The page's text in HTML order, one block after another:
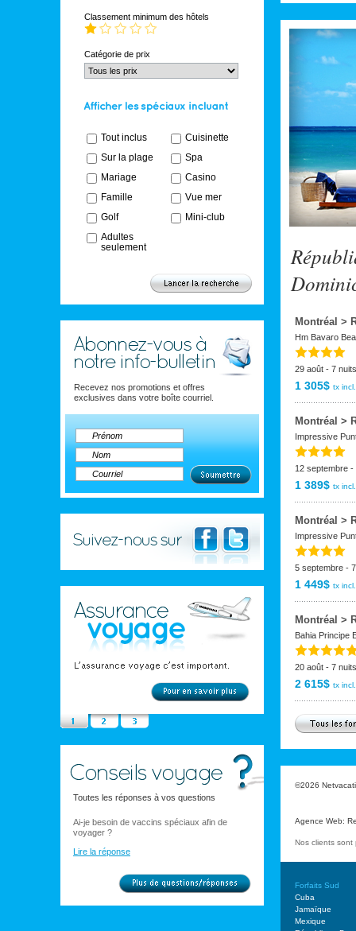
Classement minimum des hôtels
Catégorie de prix
Tout inclus
Cuisinette
Sur la plage
Spa
Mariage
Casino
Famille
Vue mer
Golf
Mini-club
Adultes
seulement
Recevez nos promotions et offres
exclusives dans votre boîte courriel.
Toutes les réponses à vos questions
Ai-je besoin de vaccins spéciaux afin de
voyager ?
Lire la réponse
Montréal >
Hm Bavaro
29 août - 7 nuits
1 305$ tx incl.
Montréal >
Impressive
12 septembre
1 389$ tx incl.
Montréal >
Impressive
5 septembre -
1 449$ tx incl.
Montréal >
Bahia Principe
20 août - 7
2 615$ tx incl.
©2026
Agence Web:
Nos clients sont
Forfaits Sud
Cuba
Jamaïque
Mexique